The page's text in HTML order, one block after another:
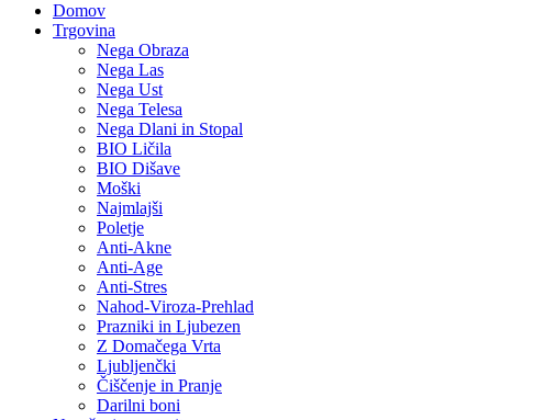
Domov
Trgovina
Nega Obraza
Nega Las
Nega Ust
Nega Telesa
Nega Dlani in Stopal
BIO Ličila
BIO Dišave
Moški
Najmlajši
Poletje
Anti-Akne
Anti-Age
Anti-Stres
Nahod-Viroza-Prehlad
Prazniki in Ljubezen
Z Domačega Vrta
Ljubljenčki
Čiščenje in Pranje
Darilni boni